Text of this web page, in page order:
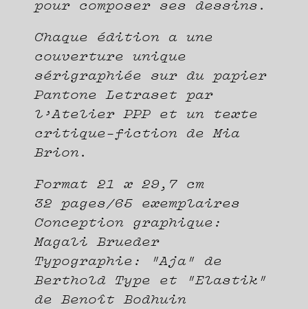
pour composer ses dessins.
Chaque édition a une
couverture unique
sérigraphiée sur du papier
Pantone Letraset par
l’Atelier PPP et un texte
critique-fiction de Mia
Brion.
Format 21 x 29,7 cm
32 pages/65 exemplaires
Conception graphique:
Magali Brueder
Typographie: "Aja" de
Berthold Type et "Elastik"
de Benoît Bodhuin